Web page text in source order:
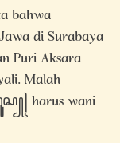
bahwa
di Surabaya
Puri Aksara
Malah
harus wani